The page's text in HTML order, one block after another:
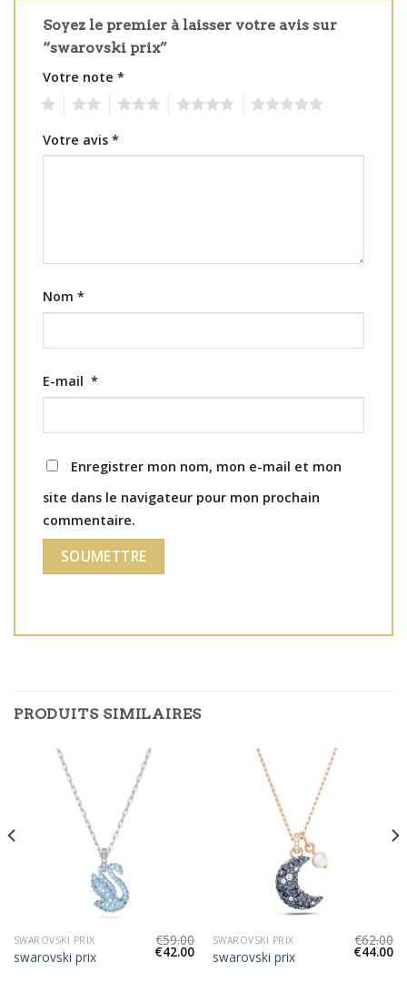
Soyez le premier à laisser votre avis sur
“swarovski prix”
Votre note *
Votre avis *
Nom *
E-mail *
Enregistrer mon nom, mon e-mail et mon
site dans le navigateur pour mon prochain
commentaire.
PRODUITS SIMILAIRES
SWAROVSKI PRIX
swarovski prix
€59.00
€42.00
SWAROVSKI PRIX
swarovski prix
€62.00
€44.00